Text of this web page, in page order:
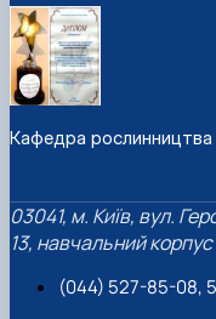
Кафедра рослинництва
03041, м. Київ, вул.
13, навчальний
(044) 527-85-08,